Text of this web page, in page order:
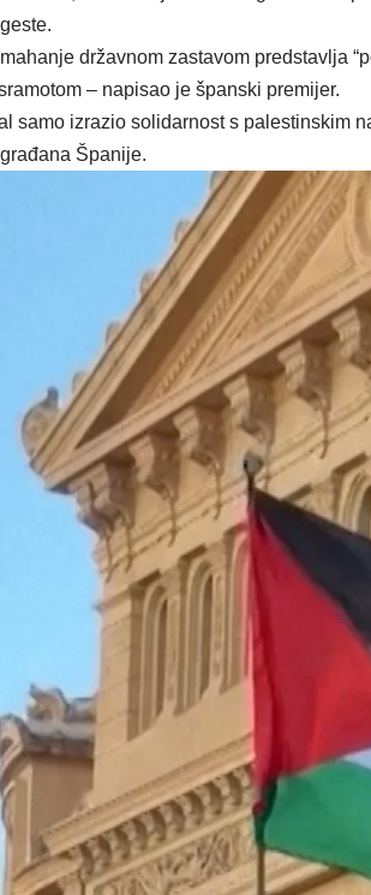
državnom zastavom predstavlja
– napisao je španski premijer.
samo izrazio solidarnost s palestinskim
Španije.